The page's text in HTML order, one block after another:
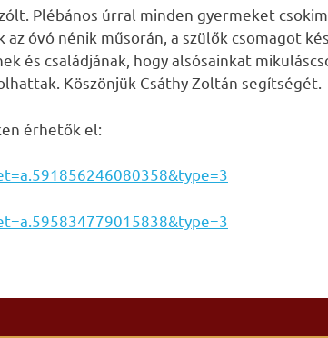
Plébános úrral minden gyermeket
óvó nénik műsorán, a szülők csomagot
és családjának, hogy alsósainkat
Köszönjük Csáthy Zoltán segítségét.
érhetők el: